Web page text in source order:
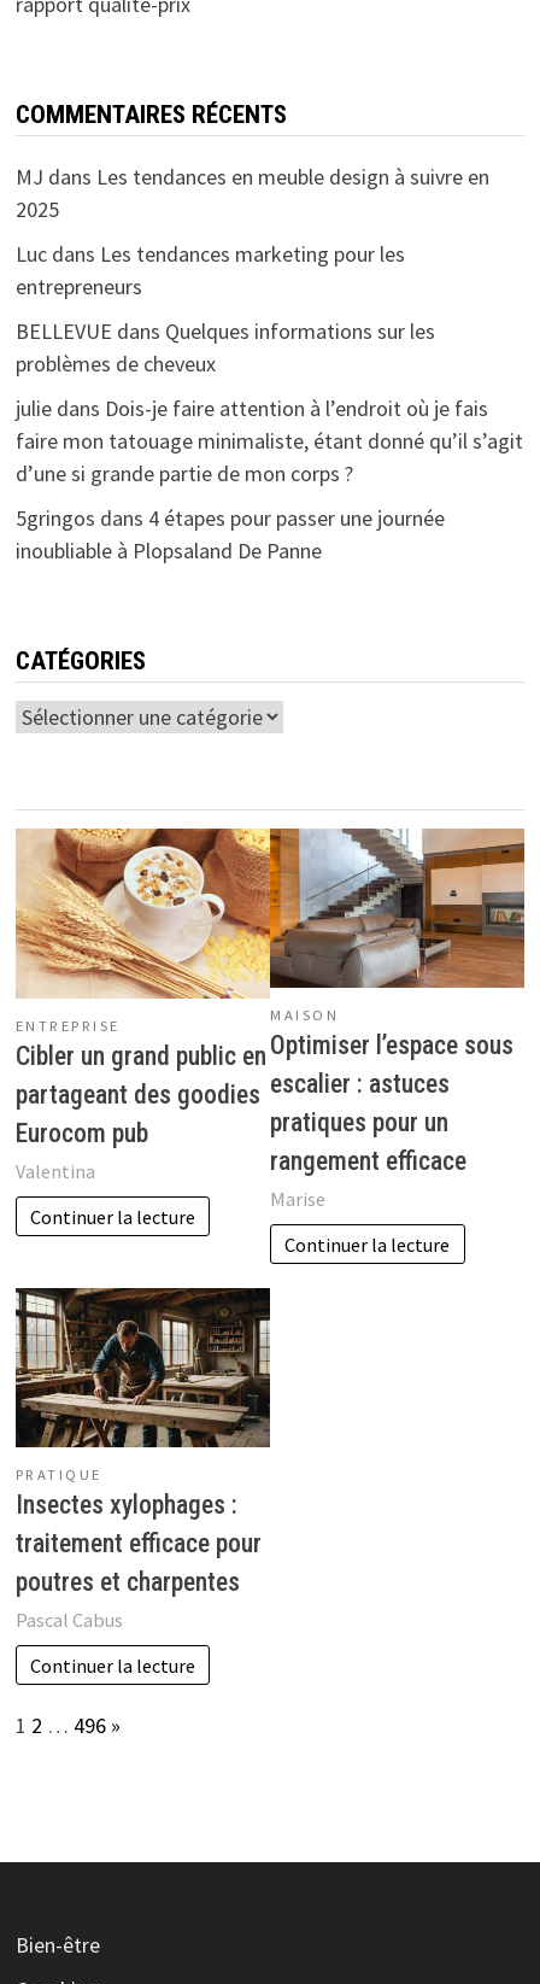
COMMENTAIRES RÉCENTS
MJ dans Les tendances en meuble design à suivre en
2025
Lucdans Les tendances marketing pour les
entrepreneurs
BELLEVUE dans Quelques informations sur les
problèmes de cheveux
juliedans Dois-je faire attention à l’endroit où je fais
faire mon tatouage minimaliste, étant donné qu’il s’agit
d’une si grande partie de mon corps ?
5gringos dans 4 étapes pour passer une journée
inoubliable à Plopsaland De Panne
CATÉGORIES
Catégories
ENTREPRISE
Cibler un grand public en
partageant des goodies
Eurocom pub
Valentina
Continuer la lecture
MAISON
Optimiser l’espace sous
escalier : astuces
pratiques pour un
rangement efficace
Marise
Continuer la lecture
PRATIQUE
Insectes xylophages :
traitement efficace pour
poutres et charpentes
Pascal Cabus
Continuer la lecture
Page:
1 2 … 496 Next
»
Bien-être